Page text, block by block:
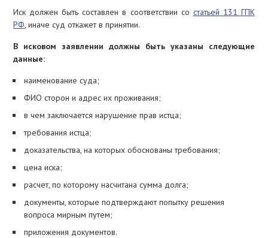
Иск должен быть составлен в соответствии со статьей 131 ГПК
РФ, иначе суд откажет в принятии.
В исковом заявлении должны быть указаны следующие
данные:
наименование суда;
ФИО сторон и адрес их проживания;
в чем заключается нарушение прав истца;
требования истца;
доказательства, на которых обоснованы требования;
цена иска;
расчет, по которому насчитана сумма долга;
документы, которые подтверждают попытку решения
вопроса мирным путем;
приложения документов.